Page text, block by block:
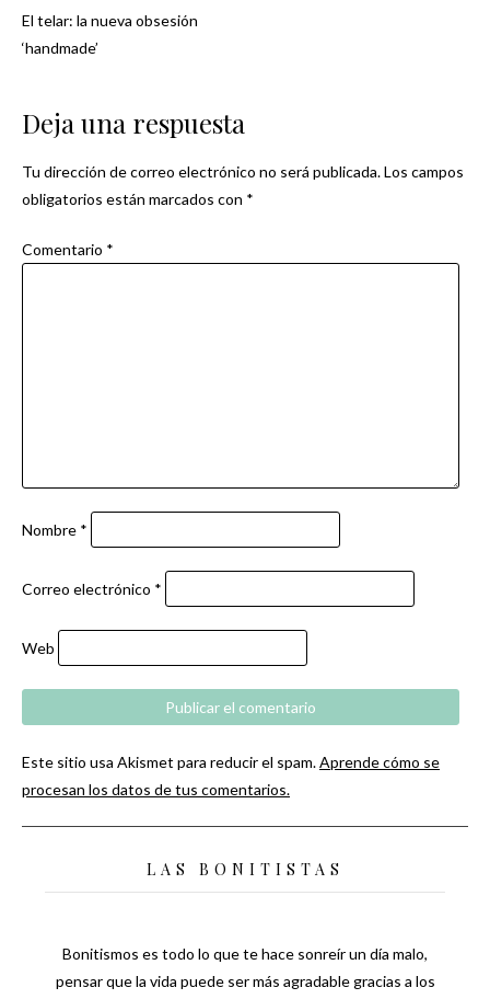
Navegación
El telar: la nueva obsesión
‘handmade’
Deja una respuesta
Tu dirección de correo electrónico no será publicada.Los campos
obligatorios están marcados con *
Comentario *
Nombre *
Correo electrónico *
Web
Este sitio usa Akismet para reducir el spam.Aprende cómo se
procesan los datos de tus comentarios.
LAS BONITISTAS
Bonitismos es todo lo que te hace sonreír un día malo,
pensar que la vida puede ser más agradable gracias a los